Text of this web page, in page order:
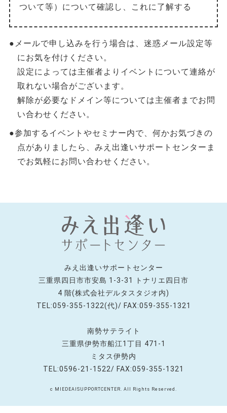
ついて等）について確認し、これに了解する
●メールで申し込みを行う場合は、迷惑メール設定等
にお気を付けください。
設定によっては主催者よりイベントについて連絡が
取れない場合がございます。
解除が必要なドメイン等については主催者までお問
い合わせください。
●参加するイベントやセミナー内で、何かお気づきの
点がありましたら、みえ出逢いサポートセンターま
でお気軽にお問い合わせください。
みえ出逢いサポートセンター
三重県四日市市安島 1-3-31 トナリエ四日市
4 階(株式会社デルタスタジオ内)
TEL:059-355-1322(代)/ FAX:059-355-1321
南勢サテライト
三重県伊勢市船江1丁目 471-1
ミタス伊勢内
TEL:0596-21-1522/ FAX:059-355-1321
c MIEDEAISUPPORTCENTER. All Rights Reserved.